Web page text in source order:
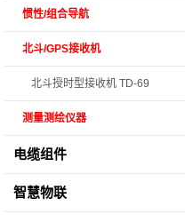
惯性/组合导航
北斗/GPS接收机
北斗授时型接收机 TD-69
测量测绘仪器
电缆组件
智慧物联